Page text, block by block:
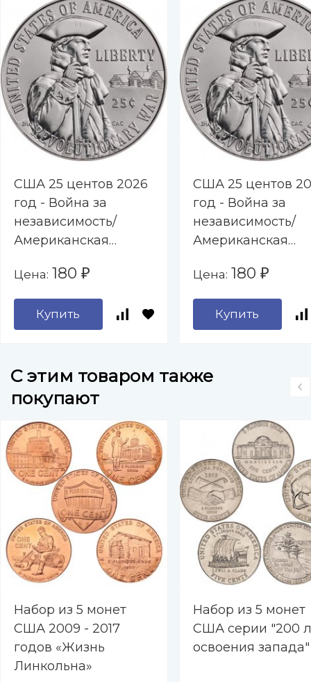
США 25 центов 2026
год - Война за
независимость/
Американская
война (D)
Цена: 180 ₽
Купить
США 25 центов
год - Война за
независимость/
Американская
война (P)
Цена: 180 ₽
Купить
C этим товаром также
покупают
Набор из 5 монет
США 2009 - 2017
годов «Жизнь
Линкольна»
Набор из 5 монет
США серии "200
освоения запада"